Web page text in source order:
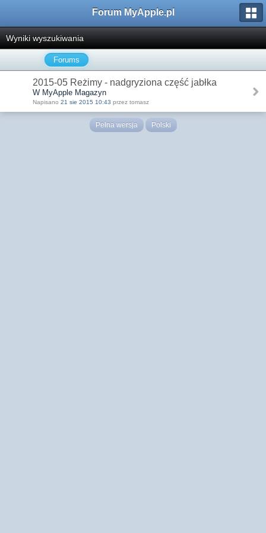
Forum MyApple.pl
Wyniki wyszukiwania
Forums
2015-05 Reżimy - nadgryziona część jabłka
W MyApple Magazyn
Napisano 21 sie 2015 10:43 przez tomasz
Pełna wersja Polski